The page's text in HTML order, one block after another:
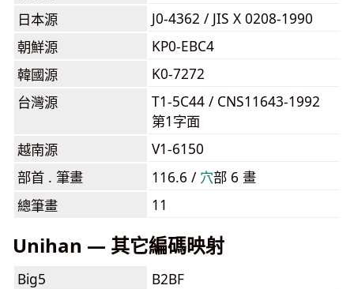
日本源
J0-4362 / JIS X 0208-1990
朝鮮源
KP0-EBC4
韓國源
K0-7272
台灣源
T1-5C44 / CNS11643-1992
第1字面
越南源
V1-6150
部首 . 筆畫
116.6 / ⽳部 6 畫
總筆畫
11
Unihan — 其它編碼映射
Big5
B2BF